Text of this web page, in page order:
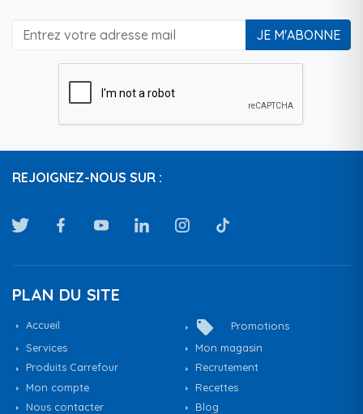
JE M'ABONNE
REJOIGNEZ-NOUS SUR :
PLAN DU SITE
Accueil local_offer
Promotions
Services
Mon magasin
Produits Carrefour
Recrutement
Mon compte
Recettes
Nous contacter
Blog